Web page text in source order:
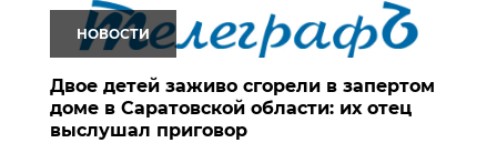
НОВОСТИ
Двое детей заживо сгорели в запертом
доме в Саратовской области: их отец
выслушал приговор